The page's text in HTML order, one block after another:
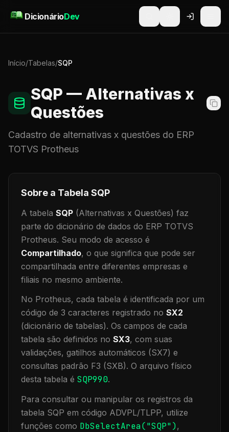
DicionárioDev
Início/Tabelas/SQP
SQP — Alternativas x
Questões
Cadastro de alternativas x questões do ERP
TOTVS Protheus
Sobre a Tabela SQP
A tabela SQP (Alternativas x Questões) faz
parte do dicionário de dados do ERP TOTVS
Protheus. Seu modo de acesso é
Compartilhado, o que significa que pode ser
compartilhada entre diferentes empresas e
filiais no mesmo ambiente.
No Protheus, cada tabela é identificada por um
código de 3 caracteres registrado no SX2
(dicionário de tabelas). Os campos de cada
tabela são definidos no SX3, com suas
validações, gatilhos automáticos (SX7) e
consultas padrão F3 (SXB). O arquivo físico
desta tabela é SQP990.
Para consultar ou manipular os registros da
tabela SQP em código ADVPL/TLPP, utilize
funções como DbSelectArea("SQP"),